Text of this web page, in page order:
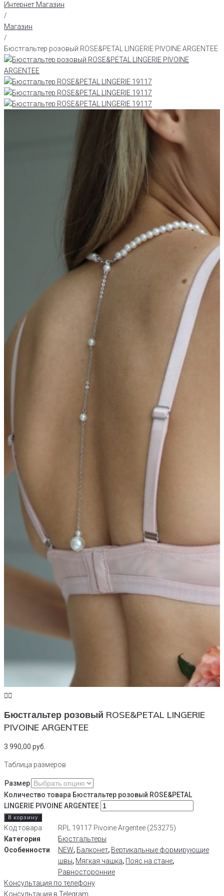
Интернет Магазин
/
Магазин
/
Бюстгальтер розовый ROSE&PETAL LINGERIE PIVOINE ARGENTEE
Бюстгальтер розовый ROSE&PETAL LINGERIE
PIVOINE ARGENTEE
3 990,00 руб.
Таблица размеров
Размер
Количество товара Бюстгальтер розовый ROSE&PETAL
LINGERIE PIVOINE ARGENTEE
В корзину
Код товара
RPL 19117 Pivoine Argentee (253275)
Категория
Бюстгальтеры
Особенности
NEW, Балконет, Вертикальные формирующие
швы, Мягкая чашка, Пояс на стане,
Равносторонние
Консультация по телефону
Консультация в Telegram